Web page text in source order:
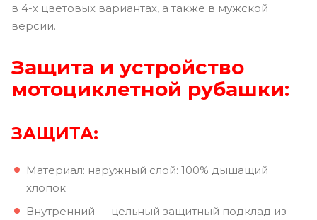
в 4-х цветовых вариантах, а также в мужской
версии.
Защита и устройство
мотоциклетной рубашки:
ЗАЩИТА:
Материал: наружный слой: 100% дышащий
хлопок
Внутренний — цельный защитный подклад из